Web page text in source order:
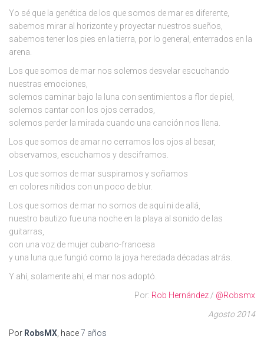
Yo sé que la genética de los que somos de mar es diferente,
sabemos mirar al horizonte y proyectar nuestros sueños,
sabemos tener los pies en la tierra, por lo general, enterrados en la
arena.
Los que somos de mar nos solemos desvelar escuchando
nuestras emociones,
solemos caminar bajo la luna con sentimientos a flor de piel,
solemos cantar con los ojos cerrados,
solemos perder la mirada cuando una canción nos llena.
Los que somos de amar no cerramos los ojos al besar,
observamos, escuchamos y desciframos.
Los que somos de mar suspiramos y soñamos
en colores nítidos con un poco de blur.
Los que somos de mar no somos de aquí ni de allá,
nuestro bautizo fue una noche en la playa al sonido de las
guitarras,
con una voz de mujer cubano-francesa
y una luna que fungió como la joya heredada décadas atrás.
Y ahí, solamente ahí, el mar nos adoptó.
Por: Rob Hernández / @Robsmx
Agosto 2014
Por RobsMX , hace7 años